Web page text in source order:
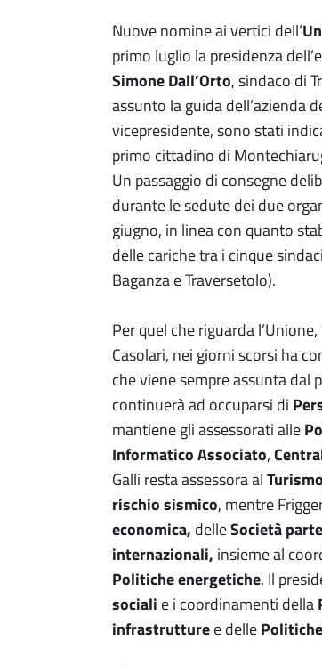
Nuove nomine ai vertici dell’
primo luglio la presidenza
Simone Dall’Orto, sindaco di
assunto la guida dell’azienda
vicepresidente, sono stati
primo cittadino di
Un passaggio di consegne
durante le sedute dei due
giugno, in linea con quanto
delle cariche tra i cinque
Baganza e Traversetolo).
Per quel che riguarda
Casolari, nei giorni scorsi ha
che viene sempre assunta dal
continuerà ad occuparsi di
mantiene gli assessorati alle
Informatico Associato,
Galli resta assessora alTurismo
rischio sismico, mentre
economica, delleSocietà
internazionali, insieme al
Politiche energetiche. Il
sociali e i coordinamenti della
infrastrutturee delle